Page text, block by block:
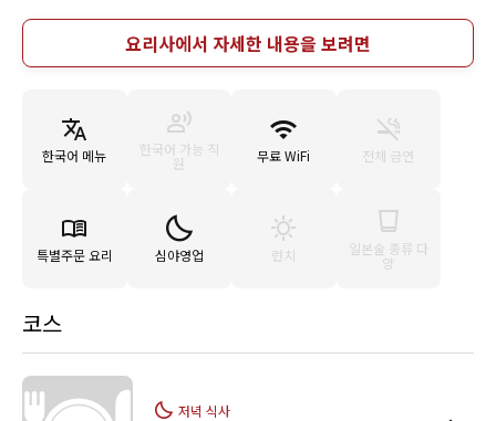
로 메뉴"도 있어 평상시에 이용하시는 것도 추천합니다. 가게 안은 처음
방문해도 부담 없는 개방적인 느낌입니다. 최대 15명까지 이용할 수 있
는 다다미방과 카운터석, 1인부터 가족까지 폭넓게 즐길 수 있습니다. 아
가격대가 합리적입니다. 부담 없이 이용하고 싶은 가게입니다.
요리사에서 자세한 내용을 보려면
한국어 메뉴 한국어 가능 직
원 무료 WiFi 전체 금연
특별주문 요리 심야영업 런치 일본술 종류 다
양
코스
저녁 식사